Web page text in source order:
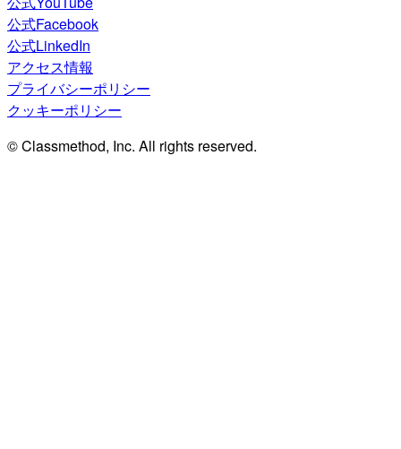
公式Facebook
公式LinkedIn
アクセス情報
プライバシーポリシー
クッキーポリシー
© Classmethod, Inc. All rights reserved.